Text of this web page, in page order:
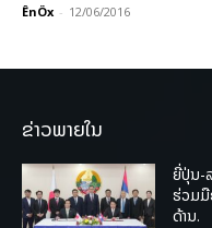
ÊnÖx - 12/06/2016
ຂ່າວພາຍໃນ
ຍີ່ປຸ່ນ-
ຮ່ວມມື
ດ້ານ.